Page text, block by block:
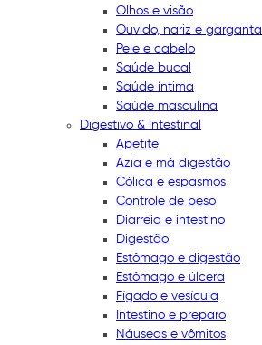
Olhos e visão
Ouvido, nariz e garganta
Pele e cabelo
Saúde bucal
Saúde íntima
Saúde masculina
Digestivo & Intestinal
Apetite
Azia e má digestão
Cólica e espasmos
Controle de peso
Diarreia e intestino
Digestão
Estômago e digestão
Estômago e úlcera
Fígado e vesícula
Intestino e preparo
Náuseas e vômitos